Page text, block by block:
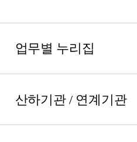
업무별 누리집
산하기관 / 연계기관